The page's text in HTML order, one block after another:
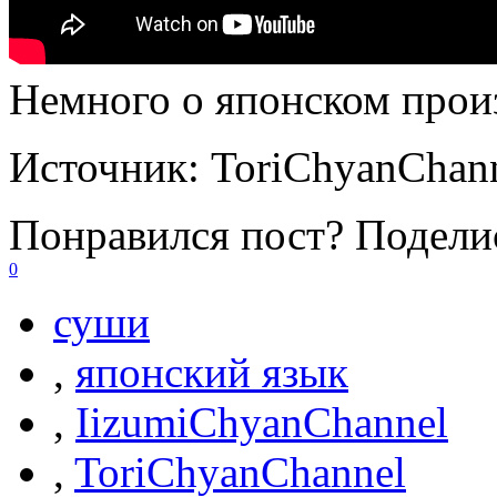
Немного о японском
Источник:
Понравился пост?
0
суши
, японский язык
, IizumiChyanChannel
, ToriChyanChannel